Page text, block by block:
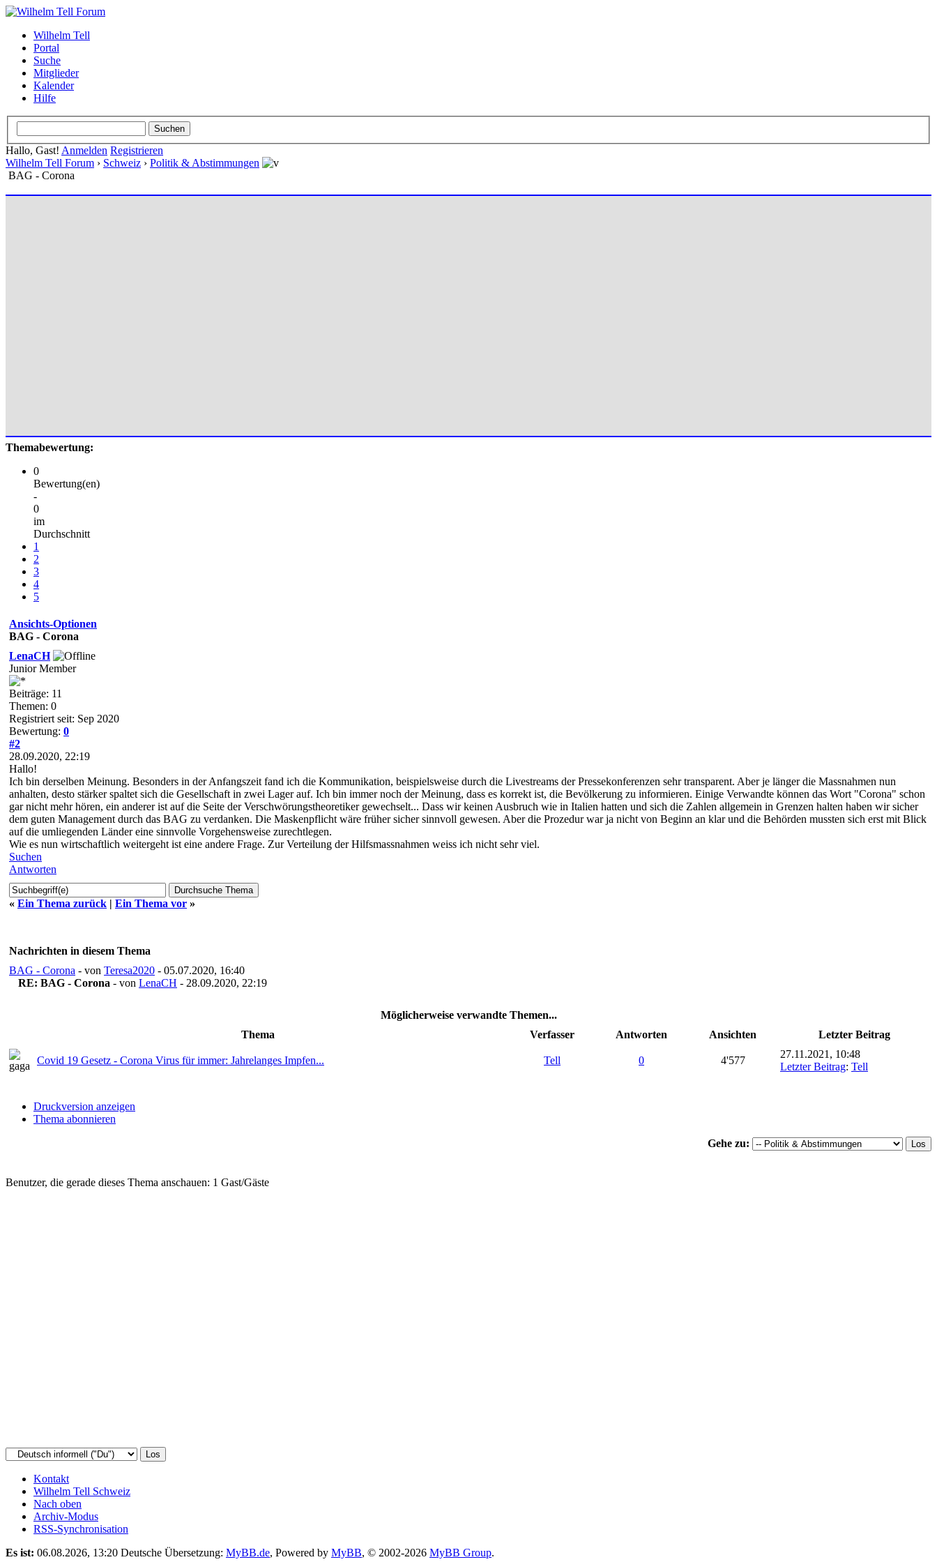
Wilhelm Tell
Portal
Suche
Mitglieder
Kalender
Hilfe
Hallo, Gast! Anmelden Registrieren
Wilhelm Tell Forum › Schweiz › Politik & Abstimmungen
BAG - Corona
Themabewertung:
0
Bewertung(en)
-
0
im
Durchschnitt
1
2
3
4
5
Ansichts-Optionen
BAG - Corona
LenaCH
Junior Member
Beiträge: 11
Themen: 0
Registriert seit: Sep 2020
Bewertung: 0
#2
28.09.2020, 22:19
Hallo!
Ich bin derselben Meinung. Besonders in der Anfangszeit fand ich die Kommunikation, beispielsweise durch die Livestreams der Pressekonferenzen sehr transparent. Aber je länger die Massnahmen nun
anhalten, desto stärker spaltet sich die Gesellschaft in zwei Lager auf. Ich bin immer noch der Meinung, dass es korrekt ist, die Bevölkerung zu informieren. Einige Verwandte können das Wort "Corona" schon
gar nicht mehr hören, ein anderer ist auf die Seite der Verschwörungstheoretiker gewechselt... Dass wir keinen Ausbruch wie in Italien hatten und sich die Zahlen allgemein in Grenzen halten haben wir sicher
dem guten Management durch das BAG zu verdanken. Die Maskenpflicht wäre früher sicher sinnvoll gewesen. Aber die Prozedur war ja nicht von Beginn an klar und die Behörden mussten sich erst mit Blick
auf die umliegenden Länder eine sinnvolle Vorgehensweise zurechtlegen.
Wie es nun wirtschaftlich weitergeht ist eine andere Frage. Zur Verteilung der Hilfsmassnahmen weiss ich nicht sehr viel.
Suchen
Antworten
« Ein Thema zurück | Ein Thema vor »
Nachrichten in diesem Thema
BAG - Corona - von Teresa2020 - 05.07.2020, 16:40
RE: BAG - Corona - von LenaCH - 28.09.2020, 22:19
Möglicherweise verwandte Themen...
Thema
Verfasser Antworten Ansichten Letzter Beitrag
Covid 19 Gesetz - Corona Virus für immer: Jahrelanges Impfen... Tell 0 4'577
27.11.2021, 10:48
Letzter Beitrag: Tell
Druckversion anzeigen
Thema abonnieren
Gehe zu:
Benutzer, die gerade dieses Thema anschauen: 1 Gast/Gäste
Kontakt
Wilhelm Tell Schweiz
Nach oben
Archiv-Modus
RSS-Synchronisation
Es ist: 06.08.2026, 13:20 Deutsche Übersetzung: MyBB.de, Powered by MyBB, © 2002-2026 MyBB Group.